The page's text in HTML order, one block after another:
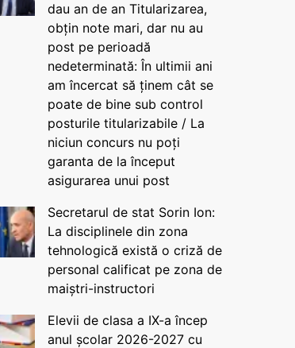
dau an de an Titularizarea,
obțin note mari, dar nu au
post pe perioadă
nedeterminată: În ultimii ani
am încercat să ținem cât se
poate de bine sub control
posturile titularizabile / La
niciun concurs nu poți
garanta de la început
asigurarea unui post
Secretarul de stat Sorin Ion:
La disciplinele din zona
tehnologică există o criză de
personal calificat pe zona de
maiștri-instructori
Elevii de clasa a IX-a încep
anul școlar 2026-2027 cu